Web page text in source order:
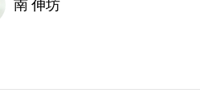
南 伸坊